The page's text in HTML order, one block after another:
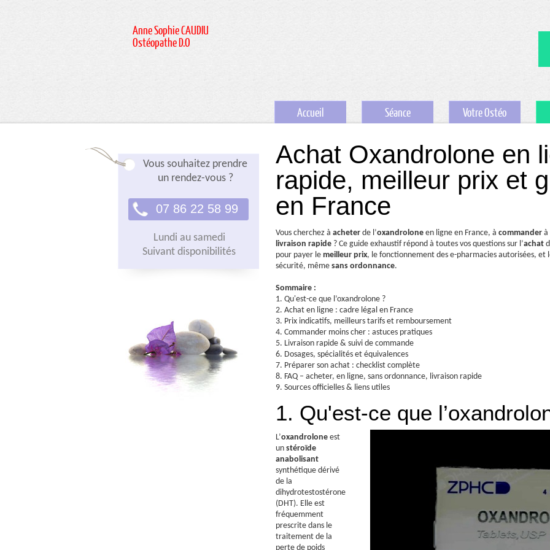
Anne Sophie CAUDIU
Ostéopathe D.O
Accueil Séance Votre Ostéo
Vous souhaitez prendre
un rendez-vous ?
07 86 22 58 99
Lundi au samedi
Suivant disponibilités
Achat Oxandrolone en
rapide, meilleur prix et
en France
Vous cherchez à acheter de l’oxandrolone en ligne en France, à commander à
livraison rapide ? Ce guide exhaustif répond à toutes vos questions sur l’achat
pour payer le meilleur prix, le fonctionnement des e-pharmacies autorisées,
sécurité, même sans ordonnance.
Sommaire :
1. Qu'est-ce que l’oxandrolone ?
2. Achat en ligne : cadre légal en France
3. Prix indicatifs, meilleurs tarifs et remboursement
4. Commander moins cher : astuces pratiques
5. Livraison rapide & suivi de commande
6. Dosages, spécialités et équivalences
7. Préparer son achat : checklist complète
8. FAQ – acheter, en ligne, sans ordonnance, livraison rapide
9. Sources officielles & liens utiles
1. Qu'est-ce que
L’oxandrolone est
un stéroïde
anabolisant
synthétique dérivé
de la
dihydrotestostérone
(DHT). Elle est
fréquemment
prescrite dans le
traitement de la
perte de poids